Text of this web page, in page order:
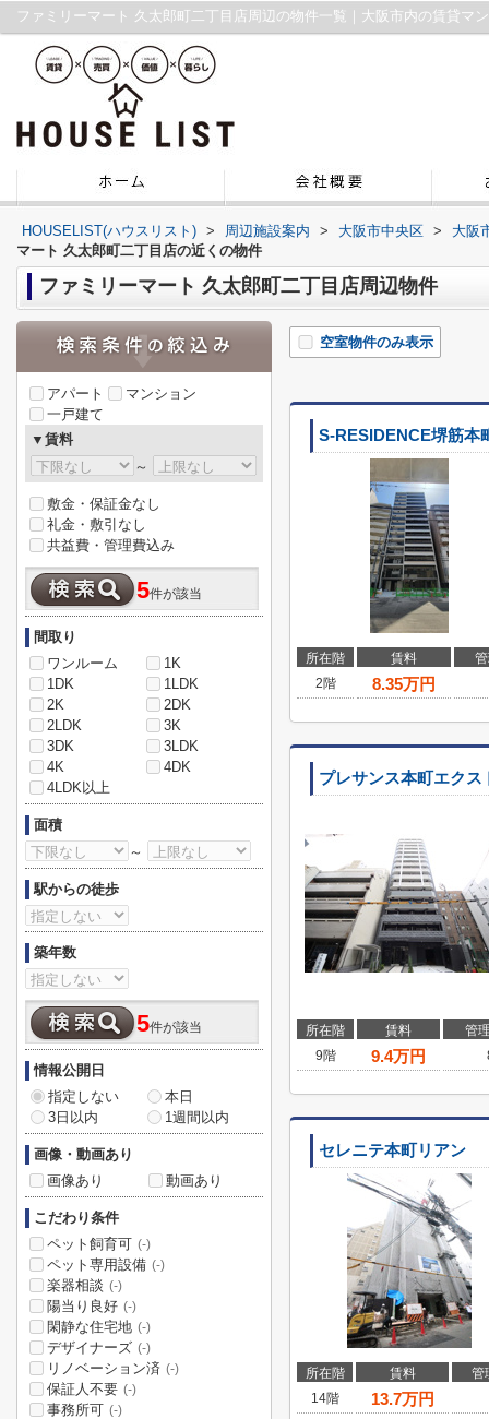
ファミリーマート 久太郎町二丁目店周辺の物件一覧｜大阪市内の賃貸マ
HOUSELIST(ハウスリスト) > 周辺施設案内 > 大阪市中央区 >
大阪
マート 久太郎町二丁目店の近くの物件
ファミリーマート 久太郎町二丁目店周辺物件
空室物件のみ表示
S-RESIDENCE堺筋本
所在階 賃料
2階
8.35万円
プレサンス本町エクス
所在階 賃料
管
9階
9.4万円
セレニテ本町リアン
所在階 賃料
管
14階
13.7万円
アパート
マンション
一戸建て
▼賃料
～
敷金・保証金なし
礼金・敷引なし
共益費・管理費込み
5件が該当
間取り
ワンルーム
1K
1DK
1LDK
2K
2DK
2LDK
3K
3DK
3LDK
4K
4DK
4LDK以上
面積
～
駅からの徒歩
築年数
5件が該当
情報公開日
指定しない
本日
3日以内
1週間以内
画像・動画あり
画像あり
動画あり
こだわり条件
ペット飼育可 (-)
ペット専用設備 (-)
楽器相談 (-)
陽当り良好 (-)
閑静な住宅地 (-)
デザイナーズ (-)
リノベーション済 (-)
保証人不要 (-)
事務所可 (-)